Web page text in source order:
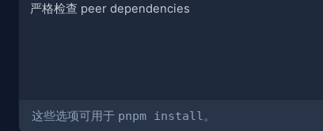
严格检查 peer dependencies
这些选项可用于 pnpm install 。